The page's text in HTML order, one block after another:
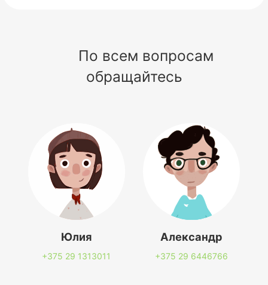
По всем вопросам
обращайтесь
Юлия
+375 29 1313011
Александр
+375 29 6446766